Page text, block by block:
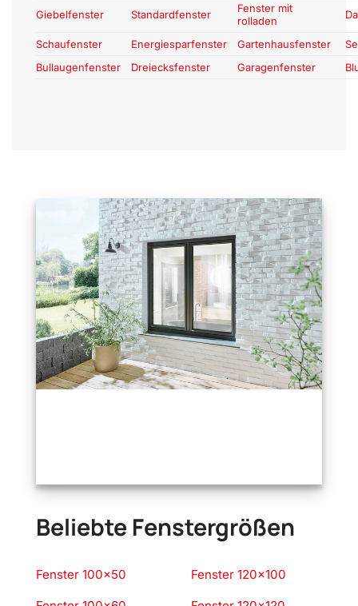
Giebelfenster Standardfenster
Fenster mit
rolladen
Schaufenster Energiesparfenster Gartenhausfenster
Bullaugenfenster
Dreiecksfenster Garagenfenster
Beliebte Fenstergrößen
Fenster 100×50 Fenster 120×100